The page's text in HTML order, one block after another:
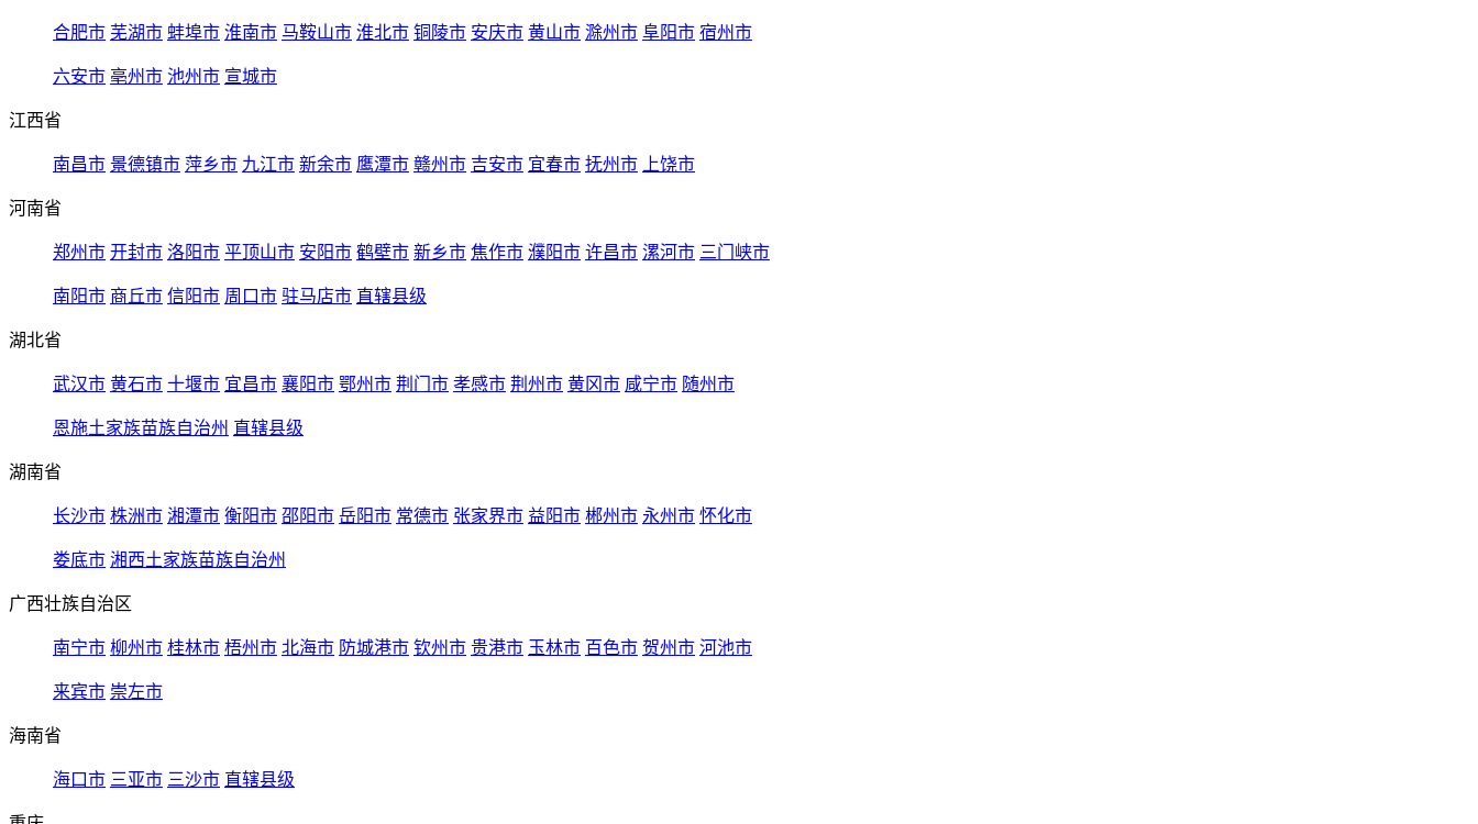
合肥市 芜湖市 蚌埠市 淮南市 马鞍山市 淮北市 铜陵市 安庆市 黄山市 滁州市 阜阳市 宿州市
六安市 亳州市 池州市 宣城市
江西省
南昌市 景德镇市 萍乡市 九江市 新余市 鹰潭市 赣州市 吉安市 宜春市 抚州市 上饶市
河南省
郑州市 开封市 洛阳市 平顶山市 安阳市 鹤壁市 新乡市 焦作市 濮阳市 许昌市 漯河市 三门峡市
南阳市 商丘市 信阳市 周口市 驻马店市 直辖县级
湖北省
武汉市 黄石市 十堰市 宜昌市 襄阳市 鄂州市 荆门市 孝感市 荆州市 黄冈市 咸宁市 随州市
恩施土家族苗族自治州 直辖县级
湖南省
长沙市 株洲市 湘潭市 衡阳市 邵阳市 岳阳市 常德市 张家界市 益阳市 郴州市 永州市 怀化市
娄底市 湘西土家族苗族自治州
广西壮族自治区
南宁市 柳州市 桂林市 梧州市 北海市 防城港市 钦州市 贵港市 玉林市 百色市 贺州市 河池市
来宾市 崇左市
海南省
海口市 三亚市 三沙市 直辖县级